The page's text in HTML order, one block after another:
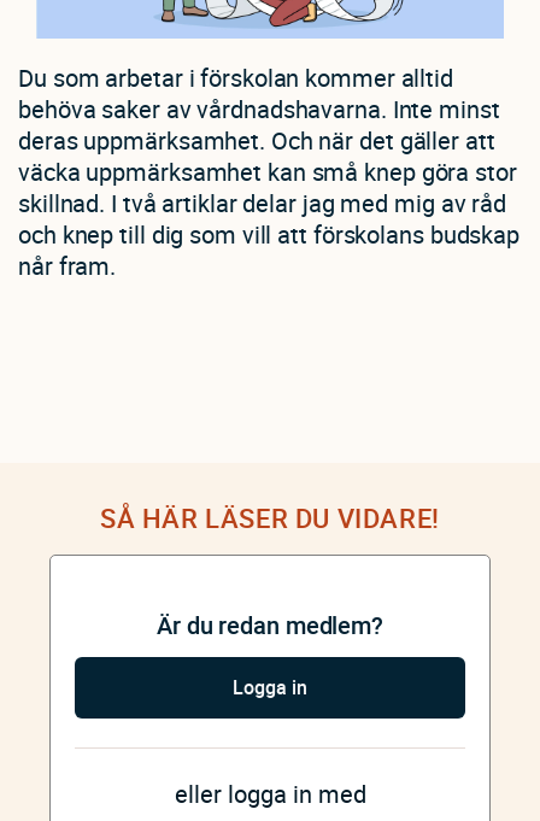
Du som arbetar i förskolan kommer alltid
behöva saker av vårdnadshavarna. Inte minst
deras uppmärksamhet. Och när det gäller att
väcka uppmärksamhet kan små knep göra stor
skillnad. I två artiklar delar jag med mig av råd
och knep till dig som vill att förskolans budskap
når fram.
SÅ HÄR LÄSER DU VIDARE!
Är du redan medlem?
Logga in
eller logga in med